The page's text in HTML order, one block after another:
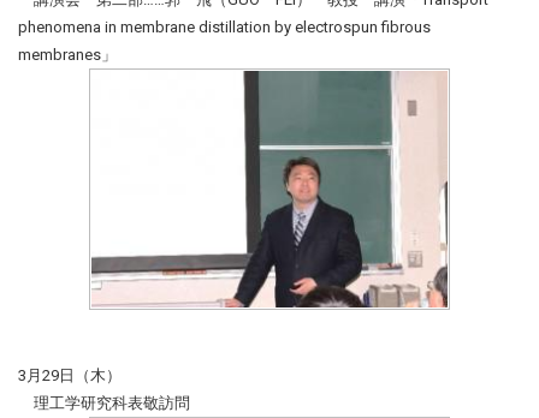
phenomena in membrane distillation by electrospun fibrous
membranes」
3月29日（木）
理工学研究科表敬訪問